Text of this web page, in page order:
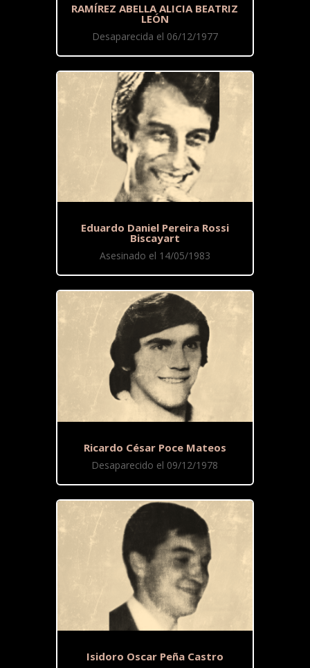
RAMÍREZ ABELLA ALICIA BEATRIZ
LEÓN
Desaparecida el 06/12/1977
Eduardo Daniel Pereira Rossi
Biscayart
Asesinado el 14/05/1983
Ricardo César Poce Mateos
Desaparecido el 09/12/1978
Isidoro Oscar Peña Castro